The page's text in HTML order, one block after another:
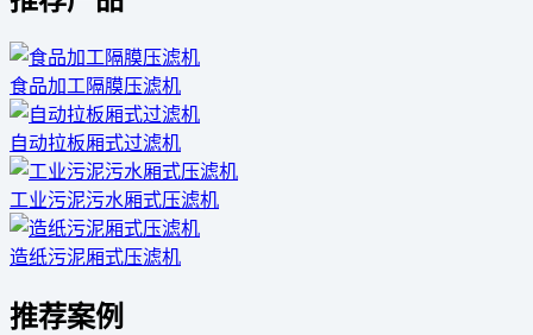
食品加工隔膜压滤机
自动拉板厢式过滤机
工业污泥污水厢式压滤机
造纸污泥厢式压滤机
推荐案例